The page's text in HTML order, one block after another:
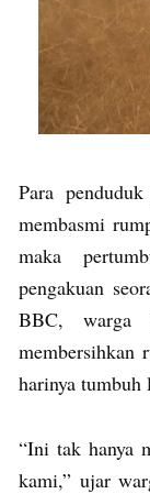
Para
membasmi
maka
pengakuan
BBC, warga
membersihkan
harinya tumbuh
“Ini tak hanya
kami,” ujar